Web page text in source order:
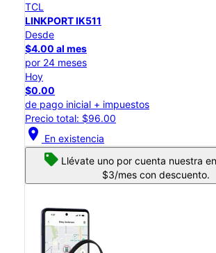
TCL
LINKPORT IK511
Desde
$4.00 al mes
por 24 meses
Hoy
$0.00
de pago inicial + impuestos
Precio total: $96.00
location_on En existencia
Llévate uno por cuenta nuestra
$3/mes con descuento.